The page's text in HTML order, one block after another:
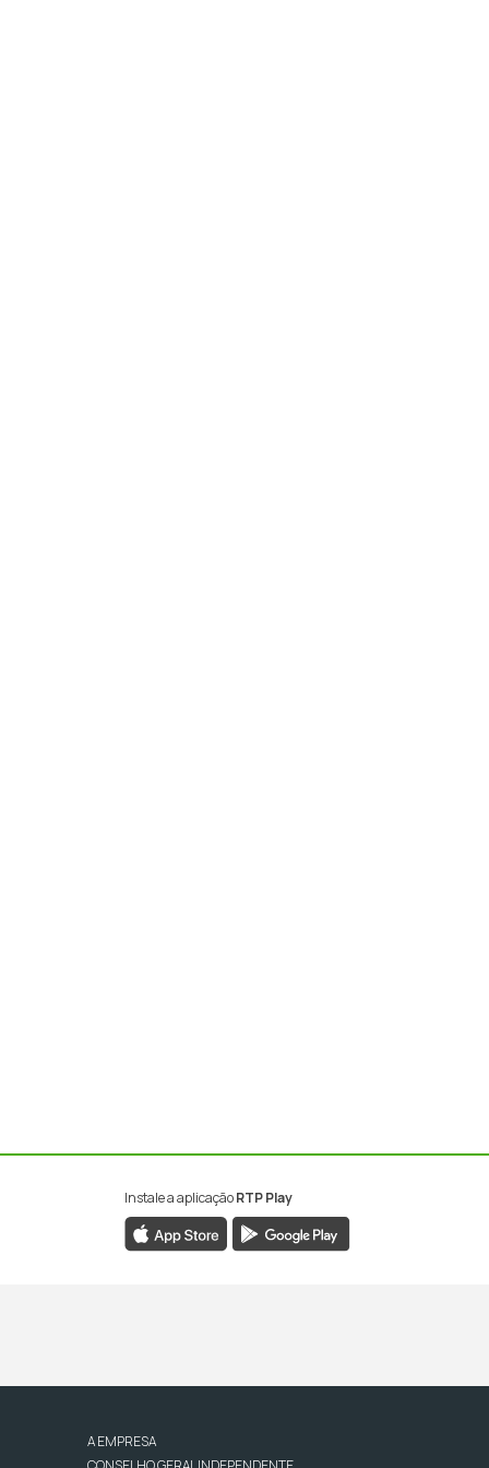
Instale a aplicaçãoRTP Play
A EMPRESA